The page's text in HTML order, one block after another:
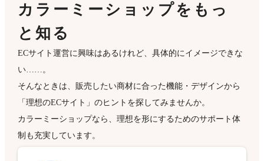
カラーミーショップをもっ
と知る
ECサイト運営に興味はあるけれど、具体的にイメージできな
い……。
そんなときは、販売したい商材に合った機能・デザインから
「理想のECサイト」のヒントを探してみませんか。
カラーミーショップなら、理想を形にするためのサポート体
制も充実しています。